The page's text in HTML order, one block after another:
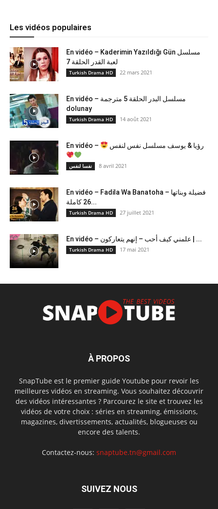
Les vidéos populaires
En vidéo – Kaderimin Yazıldığı Gün مسلسل
لعبة القدر الحلقة 7
Turkish Drama HD 22 mars 2021
En vidéo – مسلسل البدر الحلقة 5 مترجمة
dolunay
Turkish Drama HD 14 août 2021
En vidéo – رؤيا & يوسف مسلسل نفس لنفس
نفسا لنفس 8 avril 2021
En vidéo – Fadila Wa Banatoha – فضيلة وبناتها
26 كاملة...
Turkish Drama HD 27 juillet 2021
En vidéo – علمني كيف أحب – إنهم يتعاركون ​| ...
Turkish Drama HD 17 mai 2021
À PROPOS
SnapTube est le premier guide Youtube pour revoir les
meilleures vidéos en streaming. Vous souhaitez découvrir
des vidéos intéressantes ? Parcourez le site et trouvez les
vidéos de votre choix : séries en streaming, émissions,
magazines, divertissements, actualités, blogueuses ou
encore des talents.
Contactez-nous: snaptube.tn@gmail.com
SUIVEZ NOUS